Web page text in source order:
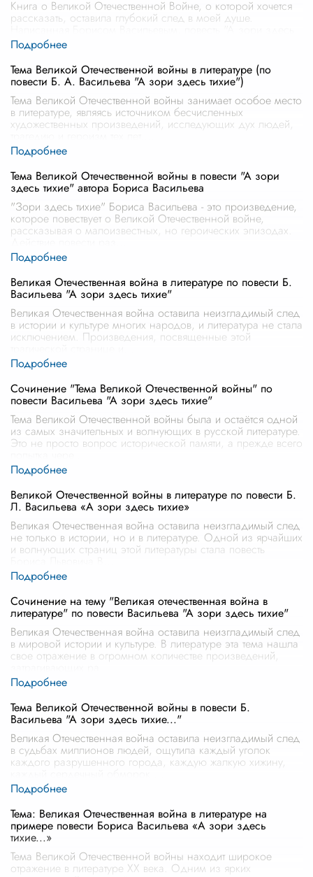
Книга о Великой Отечественной Войне, о которой хочется
рассказать, оставила глубокий след в моей душе.
тихие..." раскрывает пер
Тема Великой Отечественной войны в литературе (по
повести Б. А. Васильева "А зори здесь тихие")
Тема Великой Отечественной войны занимает особое место
в литературе, являясь источником бесчисленных
художественных произведений, исследующих дух людей,
Тема Великой Отечественной войны в повести "А зори
здесь тихие" автора Бориса Васильева
"Зори здесь тихие" Бориса Васильева - это произведение,
которое повествует о Великой Отечественной войне,
рассказывая о малоизвестных, но героических эпизодах.
Великая Отечественная война в литературе по повести Б.
Васильева "А зори здесь тихие"
Великая Отечественная война оставила неизгладимый след
в истории и культуре многих народов, и литература не стала
исключением. Произведения, посвященные этой
Сочинение "Тема Великой Отечественной войны" по
повести Васильева "А зори здесь тихие"
Тема Великой Отечественной войны была и остаётся одной
из самых значительных и волнующих в русской литературе.
Это не просто вопрос исторической памяти, а прежде всего
Великой Отечественной войны в литературе по повести Б.
Л. Васильева «А зори здесь тихие»
Великая Отечественная война оставила неизгладимый след
не только в истории, но и в литературе. Одной из ярчайших
и волнующих страниц этой литературы стала повесть
Сочинение на тему "Великая отечественная война в
литературе" по повести Васильева "А зори здесь тихие"
Великая Отечественная война оставила неизгладимый след
в мировой истории и культуре. В литературе эта тема нашла
свое отражение в огромном количестве произведений,
Тема Великой Отечественной войны в повести Б.
Васильева "А зори здесь тихие..."
Великая Отечественная война оставила неизгладимый след
в судьбах миллионов людей, ощутила каждый уголок
каждого разрушенного города, каждую жалкую хижину,
Тема: Великая Отечественная война в литературе на
примере повести Бориса Васильева «А зори здесь
тихие...»
Тема Великой Отечественной войны находит широкое
отражение в литературе ХХ века. Одним из ярких